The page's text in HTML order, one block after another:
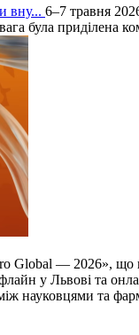
вну... 6–7 травня
була приділена
— 2026», що
у Львові та
науковцями та